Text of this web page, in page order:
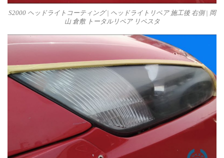
S2000 ヘッドライトコーティング | ヘッドライトリペア 施工後 右側 | 岡
山 倉敷 トータルリペア リペスタ